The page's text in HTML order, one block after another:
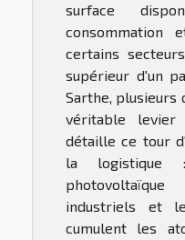
surface
consommation
certains
supérieur d'un
Sarthe, plusieurs
véritable levier
détaille ce tour
la logistique
industriels et
cumulent les